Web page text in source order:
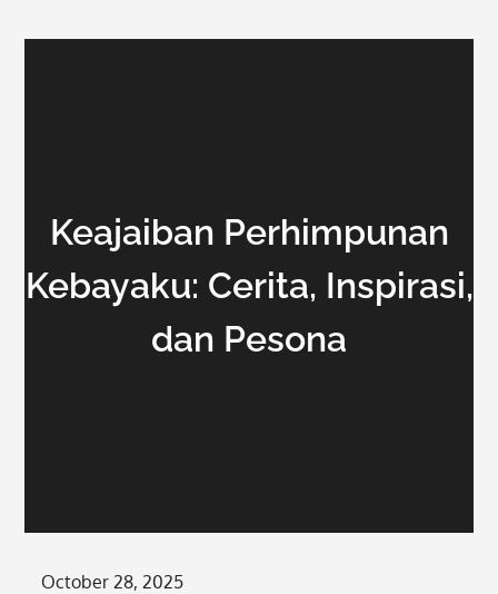
Keajaiban Perhimpunan
Kebayaku: Cerita, Inspirasi,
dan Pesona
Posted
October 28, 2025